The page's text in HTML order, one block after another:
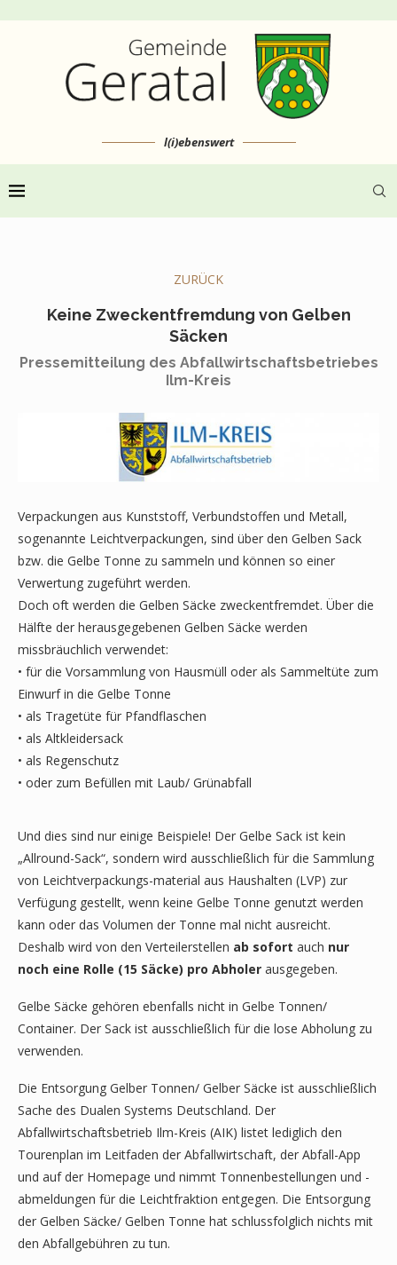
l(i)ebenswert
ZURÜCK
Keine Zweckentfremdung von Gelben
Säcken
Pressemitteilung des Abfallwirtschaftsbetriebes
Ilm-Kreis
Verpackungen aus Kunststoff, Verbundstoffen und Metall,
sogenannte Leichtverpackungen, sind über den Gelben Sack
bzw. die Gelbe Tonne zu sammeln und können so einer
Verwertung zugeführt werden.
Doch oft werden die Gelben Säcke zweckentfremdet. Über die
Hälfte der herausgegebenen Gelben Säcke werden
missbräuchlich verwendet:
• für die Vorsammlung von Hausmüll oder als Sammeltüte zum
Einwurf in die Gelbe Tonne
• als Tragetüte für Pfandflaschen
• als Altkleidersack
• als Regenschutz
• oder zum Befüllen mit Laub/ Grünabfall
Und dies sind nur einige Beispiele! Der Gelbe Sack ist kein
„Allround-Sack“, sondern wird ausschließlich für die Sammlung
von Leichtverpackungs-material aus Haushalten (LVP) zur
Verfügung gestellt, wenn keine Gelbe Tonne genutzt werden
kann oder das Volumen der Tonne mal nicht ausreicht.
Deshalb wird von den Verteilerstellen ab sofort auch nur
noch eine Rolle (15 Säcke) pro Abholer ausgegeben.
Gelbe Säcke gehören ebenfalls nicht in Gelbe Tonnen/
Container. Der Sack ist ausschließlich für die lose Abholung zu
verwenden.
Die Entsorgung Gelber Tonnen/ Gelber Säcke ist ausschließlich
Sache des Dualen Systems Deutschland. Der
Abfallwirtschaftsbetrieb Ilm-Kreis (AIK) listet lediglich den
Tourenplan im Leitfaden der Abfallwirtschaft, der Abfall-App
und auf der Homepage und nimmt Tonnenbestellungen und -
abmeldungen für die Leichtfraktion entgegen. Die Entsorgung
der Gelben Säcke/ Gelben Tonne hat schlussfolglich nichts mit
den Abfallgebühren zu tun.